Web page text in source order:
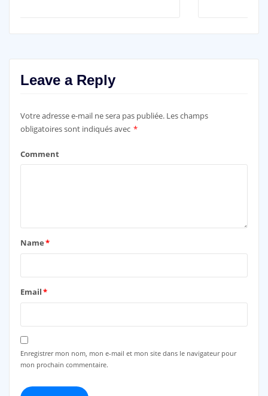
Leave a Reply
Votre adresse e-mail ne sera pas publiée. Les champs
obligatoires sont indiqués avec *
Comment
Name*
Email*
Enregistrer mon nom, mon e-mail et mon site dans le navigateur pour
mon prochain commentaire.